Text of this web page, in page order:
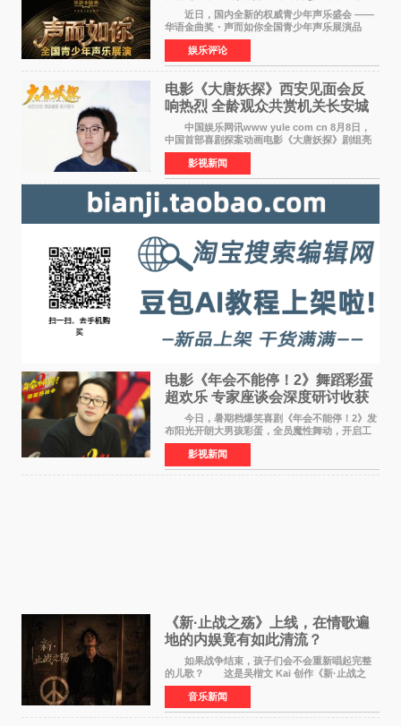
展演” 正式启幕，阿沁出任明星总
评审
近日，国内全新的权威青少年声乐盛会 ——
华语金曲奖・声而如你全国青少年声乐展演品
牌，在湖南长沙隆重举行官宣，国内又一高规格
青少年声乐赛事全面启航。 本赛事由寰宇声
扬联合华语金曲
娱乐评论
电影《大唐妖探》西安见面会反
响热烈 全龄观众共赏机关长安城
中国娱乐网讯www yule com cn 8月8日，
中国首部喜剧探案动画电影《大唐妖探》剧组亮
相西安，举办线下见面会活动。导演程腾、联合
导演黄珉、总制片人曹紫建、制片人李莹莹、领
衔声音出演雷淞然
影视新闻
电影《年会不能停！2》舞蹈彩蛋
超欢乐 专家座谈会深度研讨收获
满满
今日，暑期档爆笑喜剧《年会不能停！2》发
布阳光开朗大男孩彩蛋，全员魔性舞动，开启工
位狂欢模式。影片于昨日同步举办专家座谈会，
导演董润年、总制片人应萝佳出席现场，与一众
业内、学界专家
影视新闻
《新·止战之殇》上线，在情歌遍
地的内娱竟有如此清流？
如果战争结束，孩子们会不会重新唱起完整
的儿歌？ 这是吴楷文 Kai 创作《新·止战之
殇》时最初的想法。 从伊朗相关冲突引发的
地区局势，到世界各地仍在发生的动荡与不安，
战争从来不只
音乐新闻